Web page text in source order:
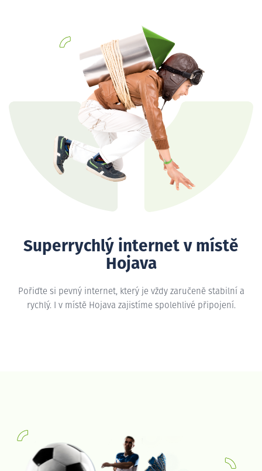
Superrychlý internet v místě
Hojava
Pořiďte si pevný internet, který je vždy zaručeně stabilní a
rychlý. I v místě Hojava zajistíme spolehlivé připojení.